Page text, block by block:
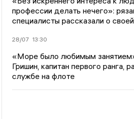
профессии делать нечего»:
специалисты рассказали о
28/07 13:30
«Море было любимым
Гришин, капитан первого ранга,
службе на флоте